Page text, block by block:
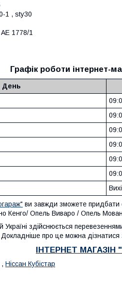
1 , sty30
1778/1
Графік роботи інтернет-
День
ви завжди зможете придбати
Кенго/ Опель Виваро / Опель
Україні здійснюється
Докладніше про це можна дізнатися
ІНТЕРНЕТ МАГАЗІН
, Ніссан Кубістар